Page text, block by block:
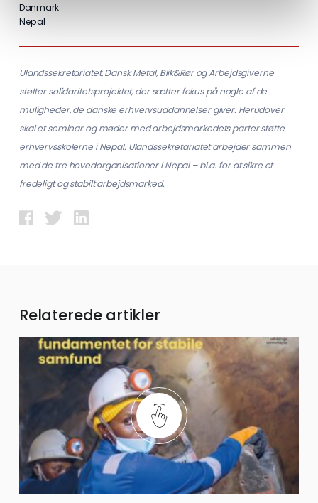
Danmark
Nepal
Ulandssekretariatet, Dansk Metal, Blik&Rør og Arbejdsgiverne
støtter solidaritetsprojektet, der sætter fokus på nogle af de
muligheder, de danske erhvervsuddannelser giver. Herudover
skal et seminar og møder med arbejdsmarkedets parter støtte
erhvervsskolerne i Nepal. Ulandssekretariatet arbejder sammen
med de tre hovedorganisationer i Nepal – bl.a. for at sikre et
fredeligt og stabilt arbejdsmarked.
Relaterede artikler